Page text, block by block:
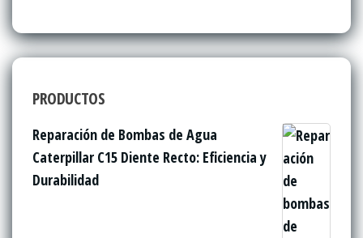
PRODUCTOS
Reparación de Bombas de Agua
Caterpillar C15 Diente Recto: Eficiencia y
Durabilidad